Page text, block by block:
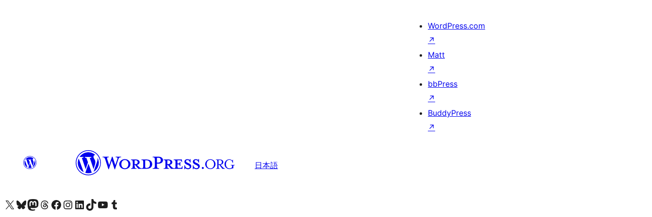
WordPress.com
↗
Matt
↗
bbPress
↗
BuddyPress
↗
日本語
X (旧 Twitter) アカウントへBluesky アカウントへMastodon アカウントへThreads アカウントへ Facebook ページへInstagram アカウントへ LinkedIn アカウントへTikTok アカウントへYouTube チャンネルへ Tumblr アカウントへ